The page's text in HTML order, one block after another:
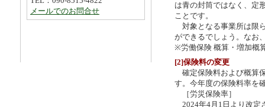
は青の封筒ではなく、定
ことです。
対象となる事業所は限
ができるでしょう。なお
※労働保険 概算・増加概
[2]保険料の変更
確定保険料および概算
す。今年度の保険料率を
［労災保険率］
2024年4月1日より改定
メールでのお問合せ